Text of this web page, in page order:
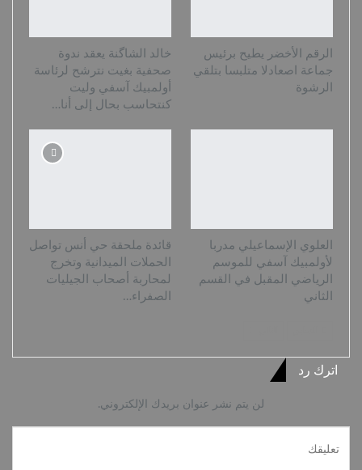
الرقم الأخضر يطيح برئيس
جماعة اصعادلا متلبسا بتلقي
الرشوة
خالد الشاگنة يعقد ندوة
صحفية بغيت نترشح لرئاسة
أولمبيك آسفي وليت
كنتحاسب بحال إلى أنا…
العلوي الإسماعيلي مدربا
لأولمبيك آسفي للموسم
الرياضي المقبل في القسم
الثاني
قائدة ملحقة حي أنس تواصل
الحملات الميدانية وتخرج
لمحاربة أصحاب الجيليات
الصفراء…
اترك رد
لن يتم نشر عنوان بريدك الإلكتروني.